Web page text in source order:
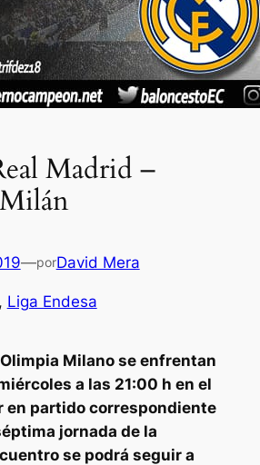
Madrid –
—porDavid Mera
Liga Endesa
Milano se enfrentan
a las 21:00 h en el
en partido correspondiente
jornada de la
se podrá seguir a